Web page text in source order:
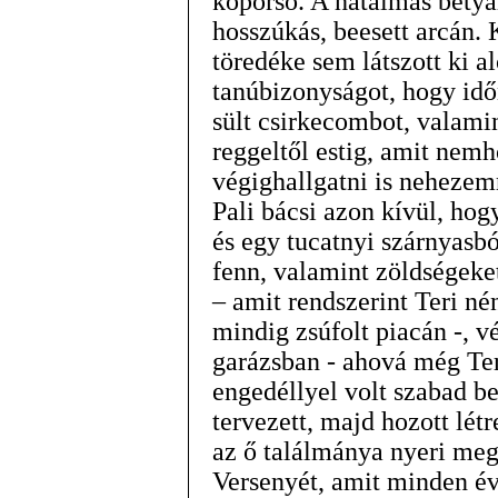
hosszúkás, beesett arcán.
töredéke sem látszott ki
tanúbizonyságot, hogy
sült csirkecombot,
reggeltől estig, amit
végighallgatni is
Pali bácsi azon kívül,
és egy tucatnyi
fenn, valamint
– amit rendszerint Teri
mindig zsúfolt piacán -,
garázsban - ahová még
engedéllyel volt szabad
tervezett, majd hozott
az ő találmánya nyeri
Versenyét, amit minden